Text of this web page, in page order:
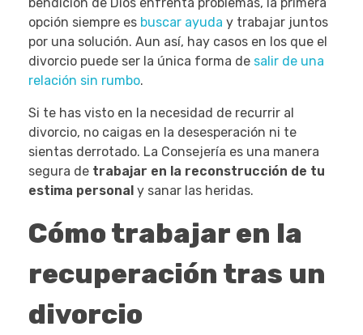
opción siempre es buscar ayuda y trabajar juntos
por una solución. Aun así, hay casos en los que el
divorcio puede ser la única forma de salir de una
relación sin rumbo.
Si te has visto en la necesidad de recurrir al
divorcio, no caigas en la desesperación ni te
sientas derrotado. La Consejería es una manera
segura de trabajar en la reconstrucción de tu
estima personal y sanar las heridas.
Cómo trabajar en la
recuperación tras un
divorcio